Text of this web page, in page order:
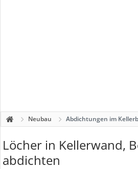
Neubau Abdichtungen im
Löcher in Kellerwand,
abdichten